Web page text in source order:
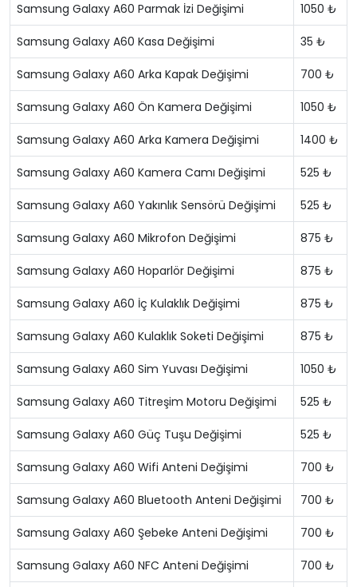
Samsung Galaxy A60 Parmak İzi Değişimi 1050 ₺
Samsung Galaxy A60 Kasa Değişimi 35 ₺
Samsung Galaxy A60 Arka Kapak Değişimi 700 ₺
Samsung Galaxy A60 Ön Kamera Değişimi 1050 ₺
Samsung Galaxy A60 Arka Kamera Değişimi 1400 ₺
Samsung Galaxy A60 Kamera Camı Değişimi 525 ₺
Samsung Galaxy A60 Yakınlık Sensörü Değişimi 525 ₺
Samsung Galaxy A60 Mikrofon Değişimi 875 ₺
Samsung Galaxy A60 Hoparlör Değişimi 875 ₺
Samsung Galaxy A60 İç Kulaklık Değişimi 875 ₺
Samsung Galaxy A60 Kulaklık Soketi Değişimi 875 ₺
Samsung Galaxy A60 Sim Yuvası Değişimi 1050 ₺
Samsung Galaxy A60 Titreşim Motoru Değişimi 525 ₺
Samsung Galaxy A60 Güç Tuşu Değişimi 525 ₺
Samsung Galaxy A60 Wifi Anteni Değişimi 700 ₺
Samsung Galaxy A60 Bluetooth Anteni Değişimi 700 ₺
Samsung Galaxy A60 Şebeke Anteni Değişimi 700 ₺
Samsung Galaxy A60 NFC Anteni Değişimi 700 ₺